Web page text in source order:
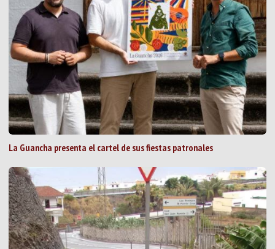
La Guancha presenta el cartel de sus fiestas patronales